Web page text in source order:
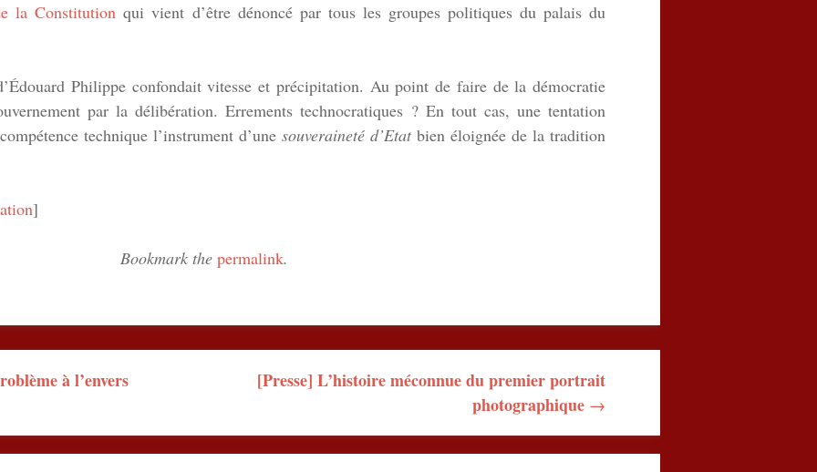
la Constitution qui vient d’être dénoncé par tous les groupes politiques du palais du
Philippe confondait vitesse et précipitation. Au point de faire de la démocratie
par la délibération. Errements technocratiques ? En tout cas, une tentation
technique l’instrument d’une souveraineté d’Etatbien éloignée de la tradition
]
Bookmark the permalink.
à l’envers
[Presse] L’histoire méconnue du premier portrait
photographique →